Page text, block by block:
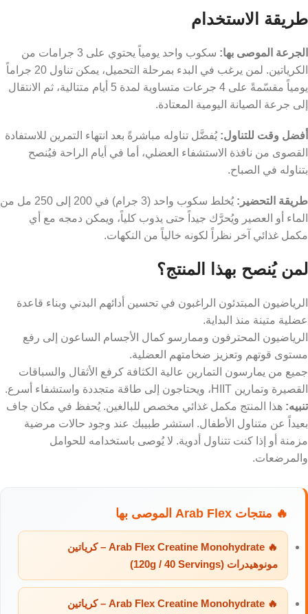
طريقة الاستخدام
الجرعة الموصى بها:
سكوب واحد يومياً يحتوي على 3 جرامات من
الكرياتين. لمن يرغب في البدء بمرحلة التحميل، يمكن تناول 20 جراماً
يومياً مقسّمةً على 4 جرعات متساوية لمدة 5 أيام متتالية، ثم الانتقال
إلى جرعة الصيانة اليومية المعتادة.
أفضل وقت للتناول: يُفضَّل تناوله مباشرةً بعد انتهاء التمرين للاستفادة
القصوى من نافذة الاستشفاء العضلي، أما في أيام الراحة فيُنصح
بتناوله في الصباح.
طريقة التحضير:
يُخلط سكوب واحد (3 جرام) في 200 إلى 250 مل من
الماء أو العصير ويُحرَّك جيداً حتى يذوب كلياً، ويمكن دمجه مع أي
مكمل غذائي آخر نظراً لكونه خالياً من النكهات.
لمن يُنصح بهذا المنتج؟
الرياضيون المبتدئون الراغبون في تحسين أدائهم البدني وبناء قاعدة
عضلية متينة منذ البداية.
الرياضيون المحترفون وممارسو كمال الأجسام الساعون إلى رفع
مستوى قوتهم وتعزيز ضخامتهم العضلية.
جميع من يمارسون التمارين عالية الكثافة كرفع الأثقال والسباقات
القصيرة وتمارين HIIT، ويحتاجون إلى طاقة متجددة واستشفاء أسرع.
تنبيه: هذا المنتج مكمل غذائي مخصص للبالغين. يُحفظ في مكان جاف
بعيداً عن متناول الأطفال. استشر طبيبك عند وجود حالات مرضية
مزمنة أو إذا كنت تتناول أدوية. لا يُوصى باستخدامه للحوامل
والمرضعات.
🔥 منتجات Arab Flex الموصى بها
🔥 Arab Flex Creatine Monohydrate – كرياتين
مونوهيدرات (120g / 40 Servings)
🔥 Arab Flex Creatine Monohydrate – كرياتين